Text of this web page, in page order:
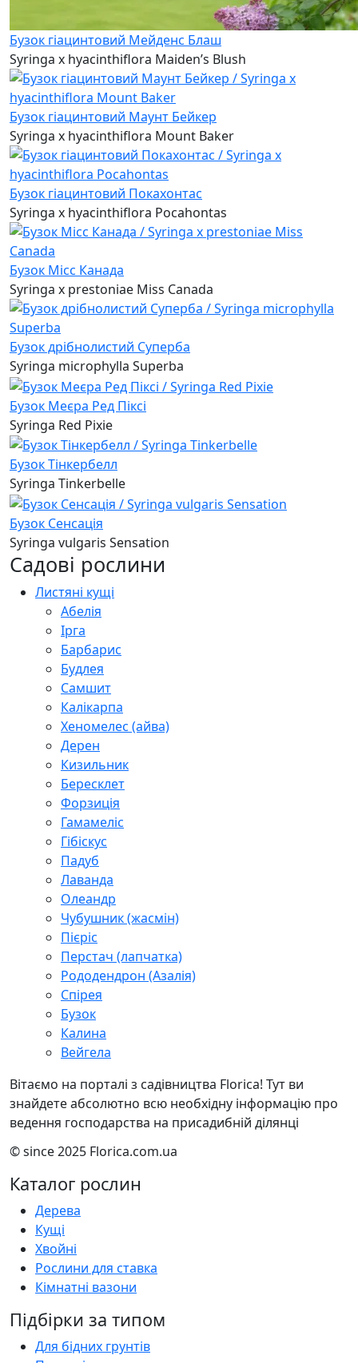
Бузок гіацинтовий Мейденс Блаш
Syringa x hyacinthiflora Maiden’s Blush
Бузок гіацинтовий Маунт Бейкер
Syringa x hyacinthiflora Mount Baker
Бузок гіацинтовий Покахонтас
Syringa x hyacinthiflora Pocahontas
Бузок Місс Канада
Syringa x prestoniae Miss Canada
Бузок дрібнолистий Суперба
Syringa microphylla Superba
Бузок Меєра Ред Піксі
Syringa Red Pixie
Бузок Тінкербелл
Syringa Tinkerbelle
Бузок Сенсація
Syringa vulgaris Sensation
Садові рослини
Листяні кущі
Абелія
Ірга
Барбарис
Будлея
Самшит
Калікарпа
Хеномелес (айва)
Дерен
Кизильник
Бересклет
Форзиція
Гамамеліс
Гібіскус
Падуб
Лаванда
Олеандр
Чубушник (жасмін)
Пієріс
Перстач (лапчатка)
Рододендрон (Азалія)
Спірея
Бузок
Калина
Вейгела
Вітаємо на порталі з садівництва Florica! Тут ви
знайдете абсолютно всю необхідну інформацію про
ведення господарства на присадибній ділянці
© since 2025 Florica.com.ua
Каталог рослин
Дерева
Кущі
Хвойні
Рослини для ставка
Кімнатні вазони
Підбірки за типом
Для бідних грунтів